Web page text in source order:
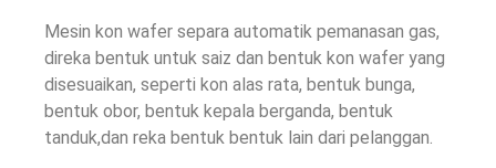
Mesin kon wafer separa automatik pemanasan gas,
direka bentuk untuk saiz dan bentuk kon wafer yang
disesuaikan, seperti kon alas rata, bentuk bunga,
bentuk obor, bentuk kepala berganda, bentuk
tanduk,dan reka bentuk bentuk lain dari pelanggan.